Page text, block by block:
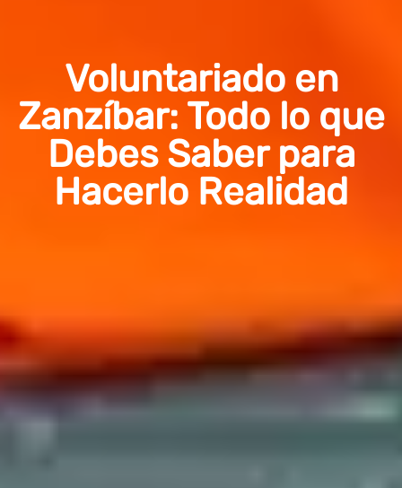
Voluntariado en
Zanzíbar: Todo lo que
Debes Saber para
Hacerlo Realidad